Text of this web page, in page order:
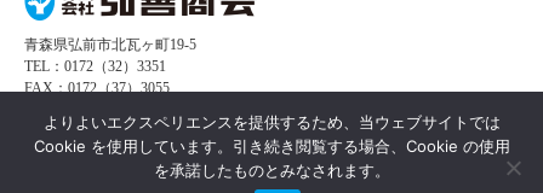
青森県弘前市北瓦ヶ町19-5
TEL：0172（32）3351
FAX：0172（37）3055
Copyright(C) 2018 Kouzen Syoukai
よりよいエクスペリエンスを提供するため、当ウェブサイトでは
Cookie を使用しています。引き続き閲覧する場合、Cookie の使用
を承諾したものとみなされます。